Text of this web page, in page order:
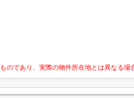
であり、実際の物件所在地とは異なる場